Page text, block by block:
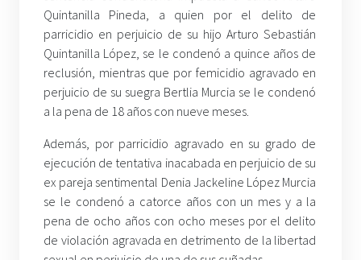
Quintanilla Pineda, a quien por el delito de
parricidio en perjuicio de su hijo Arturo Sebastián
Quintanilla López, se le condenó a quince años de
reclusión, mientras que por femicidio agravado en
perjuicio de su suegra Bertlia Murcia se le condenó
a la pena de 18 años con nueve meses.
Además, por parricidio agravado en su grado de
ejecución de tentativa inacabada en perjuicio de su
ex pareja sentimental Denia Jackeline López Murcia
se le condenó a catorce años con un mes y a la
pena de ocho años con ocho meses por el delito
de violación agravada en detrimento de la libertad